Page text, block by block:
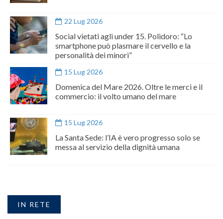
22 Lug 2026
Social vietati agli under 15. Polidoro: “Lo
smartphone può plasmare il cervello e la
personalità dei minori”
15 Lug 2026
Domenica del Mare 2026. Oltre le merci e il
commercio: il volto umano del mare
15 Lug 2026
La Santa Sede: l’IA è vero progresso solo se
messa al servizio della dignità umana
IN RETE